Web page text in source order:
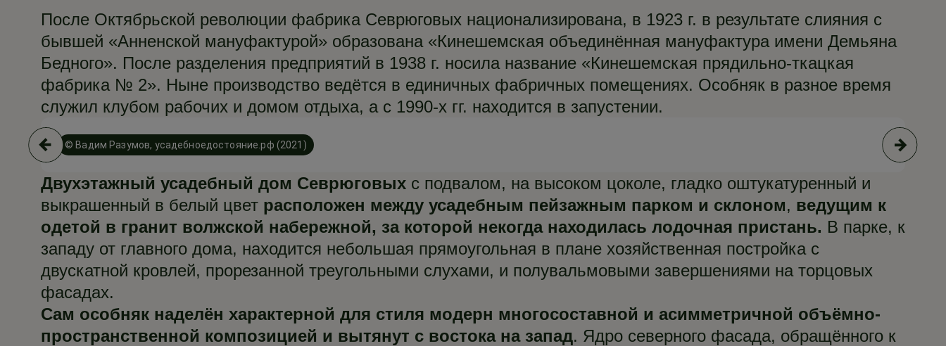
После Октябрьской революции фабрика Севрюговых национализирована, в 1923 г. в результате слияния с
бывшей «Анненской мануфактурой» образована «Кинешемская объединённая мануфактура имени Демьяна
Бедного». После разделения предприятий в 1938 г. носила название «Кинешемская прядильно-ткацкая
фабрика № 2». Ныне производство ведётся в единичных фабричных помещениях. Особняк в разное время
служил клубом рабочих и домом отдыха, а с 1990-х гг. находится в запустении.
© Вадим Разумов, усадебноедостояние.рф (2021)
Двухэтажный усадебный дом Севрюговых с подвалом, на высоком цоколе, гладко оштукатуренный и
выкрашенный в белый цвет расположен между усадебным пейзажным парком и склоном, ведущим к
одетой в гранит волжской набережной, за которой некогда находилась лодочная пристань. В парке, к
западу от главного дома, находится небольшая прямоугольная в плане хозяйственная постройка с
двускатной кровлей, прорезанной треугольными слухами, и полувальмовыми завершениями на торцовых
фасадах.
Сам особняк наделён характерной для стиля модерн многосоставной и асимметричной объёмно-
пространственной композицией и вытянут с востока на запад. Ядро северного фасада, обращённого к